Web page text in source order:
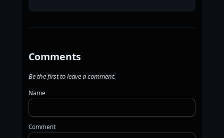
Comments
Be the first to leave a comment.
Name
Comment